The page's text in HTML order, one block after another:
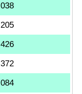
038
205
426
372
084